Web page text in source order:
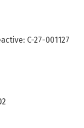
C-27-001127